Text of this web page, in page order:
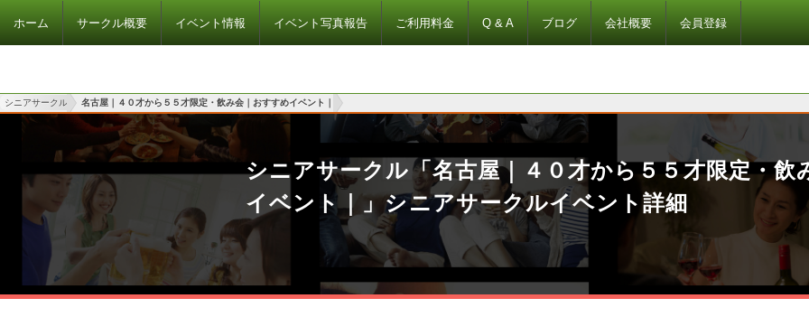
ホーム サークル概要 イベント情報 イベント写真報告 ご利用料金 Q & A ブログ 会社概要 会員登録
シニアサークル 名古屋｜４０才から５５才限定・飲み会｜おすすめイベント｜
シニアサークル「名古屋｜４０才から５５才限定・飲
イベント｜」シニアサークルイベント詳細